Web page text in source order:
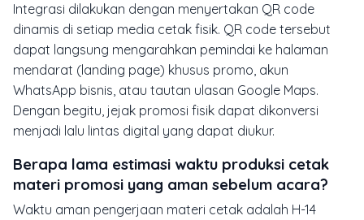
Integrasi dilakukan dengan menyertakan QR code
dinamis di setiap media cetak fisik. QR code tersebut
dapat langsung mengarahkan pemindai ke halaman
mendarat (landing page) khusus promo, akun
WhatsApp bisnis, atau tautan ulasan Google Maps.
Dengan begitu, jejak promosi fisik dapat dikonversi
menjadi lalu lintas digital yang dapat diukur.
Berapa lama estimasi waktu produksi cetak
materi promosi yang aman sebelum acara?
Waktu aman pengerjaan materi cetak adalah H-14